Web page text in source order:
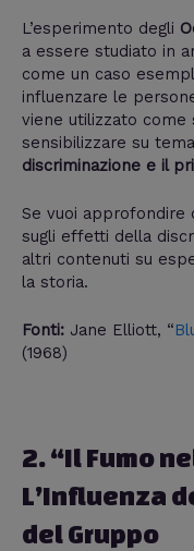
L’esperimento degli
a essere studiato in
come un caso
influenzare le
viene utilizzato
sensibilizzare su
discriminazione e il
Se vuoi approfondire
sugli effetti della
altri contenuti su
la storia.
Fonti: Jane Elliott, “
(1968)
2. “Il Fumo
L’Influenza
del Gruppo